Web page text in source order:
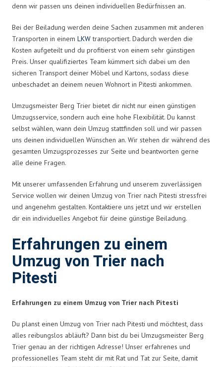
denn wir passen uns deinen individuellen Bedürfnissen an.
Bei der Beiladung werden deine Sachen zusammen mit anderen
Transporten in einem LKWtransportiert. Dadurch werden die
Kosten aufgeteilt und du profitierst von einem sehr günstigen
Preis. Unser qualifiziertes Team kümmert sich dabei um den
sicheren Transport deiner Möbel und Kartons, sodass diese
unbeschadet an deinem neuen Wohnort in Pitesti ankommen.
Umzugsmeister Berg Trier bietet dir nicht nur einen günstigen
Umzugsservice, sondern auch eine hohe Flexibilität. Du kannst
selbst wählen, wann dein Umzug stattfinden soll und wir passen
uns deinen individuellen Wünschen an. Wir stehen dir während des
gesamten Umzugsprozesses zur Seite und beantworten gerne
alle deine Fragen.
Mit unserer umfassenden Erfahrung und unserem zuverlässigen
Service wollen wir deinen Umzug von Trier nach Pitesti stressfrei
und angenehm gestalten. Kontaktiere uns jetzt und wir erstellen
dir ein individuelles Angebot für deine günstige Beiladung.
Erfahrungen zu einem
Umzug von Trier nach
Pitesti
Erfahrungen zu einem Umzug von Trier nach Pitesti
Du planst einen Umzug von Trier nach Pitesti und möchtest, dass
alles reibungslos abläuft? Dann bist du bei Umzugsmeister Berg
Trier genau an der richtigen Adresse! Unser erfahrenes und
professionelles Team steht dir mit Rat und Tat zur Seite, damit